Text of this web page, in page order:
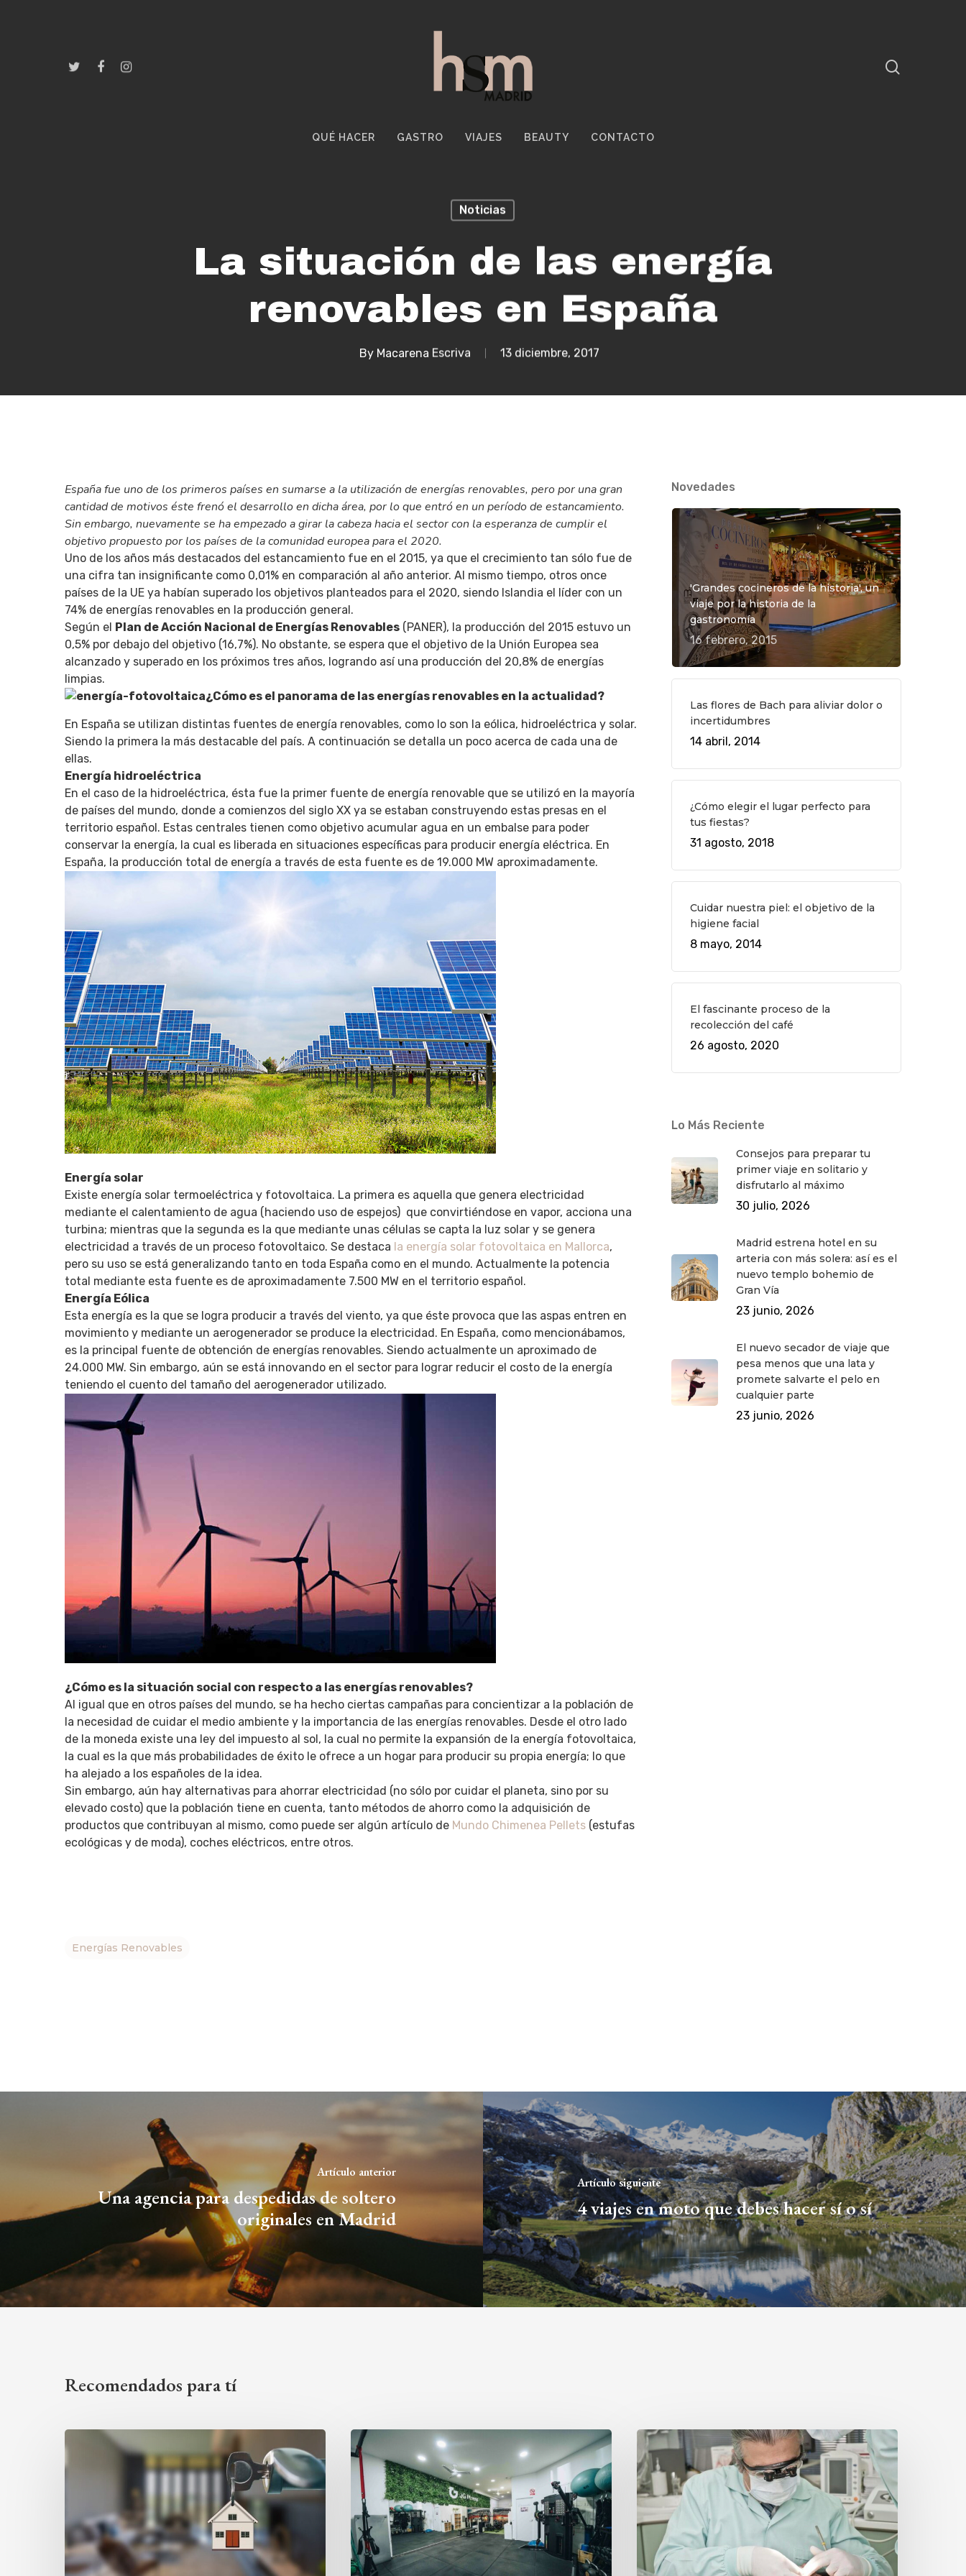
Hit enter to search or ESC to close
QUÉ HACER GASTRO VIAJES BEAUTY CONTACTO
Noticias
La situación de las energía
renovables en España
By Macarena Escriva 13 diciembre, 2017
España fue uno de los primeros países en sumarse a la utilización de energías renovables, pero por una gran
cantidad de motivos éste frenó el desarrollo en dicha área, por lo que entró en un período de estancamiento.
Sin embargo, nuevamente se ha empezado a girar la cabeza hacia el sector con la esperanza de cumplir el
objetivo propuesto por los países de la comunidad europea para el 2020.
Uno de los años más destacados del estancamiento fue en el 2015, ya que el crecimiento tan sólo fue de
una cifra tan insignificante como 0,01% en comparación al año anterior. Al mismo tiempo, otros once
países de la UE ya habían superado los objetivos planteados para el 2020, siendo Islandia el líder con un
74% de energías renovables en la producción general.
Según el Plan de Acción Nacional de Energías Renovables (PANER), la producción del 2015 estuvo un
0,5% por debajo del objetivo (16,7%). No obstante, se espera que el objetivo de la Unión Europea sea
alcanzado y superado en los próximos tres años, logrando así una producción del 20,8% de energías
limpias.
¿Cómo es el panorama de las energías renovables en la actualidad?
En España se utilizan distintas fuentes de energía renovables, como lo son la eólica, hidroeléctrica y solar.
Siendo la primera la más destacable del país. A continuación se detalla un poco acerca de cada una de
ellas.
Energía hidroeléctrica
En el caso de la hidroeléctrica, ésta fue la primer fuente de energía renovable que se utilizó en la mayoría
de países del mundo, donde a comienzos del siglo XX ya se estaban construyendo estas presas en el
territorio español. Estas centrales tienen como objetivo acumular agua en un embalse para poder
conservar la energía, la cual es liberada en situaciones específicas para producir energía eléctrica. En
España, la producción total de energía a través de esta fuente es de 19.000 MW aproximadamente.
Energía solar
Existe energía solar termoeléctrica y fotovoltaica. La primera es aquella que genera electricidad
mediante el calentamiento de agua (haciendo uso de espejos) que convirtiéndose en vapor, acciona una
turbina; mientras que la segunda es la que mediante unas células se capta la luz solar y se genera
electricidad a través de un proceso fotovoltaico. Se destaca la energía solar fotovoltaica en Mallorca,
pero su uso se está generalizando tanto en toda España como en el mundo. Actualmente la potencia
total mediante esta fuente es de aproximadamente 7.500 MW en el territorio español.
Energía Eólica
Esta energía es la que se logra producir a través del viento, ya que éste provoca que las aspas entren en
movimiento y mediante un aerogenerador se produce la electricidad. En España, como mencionábamos,
es la principal fuente de obtención de energías renovables. Siendo actualmente un aproximado de
24.000 MW. Sin embargo, aún se está innovando en el sector para lograr reducir el costo de la energía
teniendo el cuento del tamaño del aerogenerador utilizado.
¿Cómo es la situación social con respecto a las energías renovables?
Al igual que en otros países del mundo, se ha hecho ciertas campañas para concientizar a la población de
la necesidad de cuidar el medio ambiente y la importancia de las energías renovables. Desde el otro lado
de la moneda existe una ley del impuesto al sol, la cual no permite la expansión de la energía fotovoltaica,
la cual es la que más probabilidades de éxito le ofrece a un hogar para producir su propia energía; lo que
ha alejado a los españoles de la idea.
Sin embargo, aún hay alternativas para ahorrar electricidad (no sólo por cuidar el planeta, sino por su
elevado costo) que la población tiene en cuenta, tanto métodos de ahorro como la adquisición de
productos que contribuyan al mismo, como puede ser algún artículo de Mundo Chimenea Pellets (estufas
ecológicas y de moda), coches eléctricos, entre otros.
Energías Renovables
Novedades
'Grandes cocineros de la historia', un
viaje por la historia de la
gastronomía
16 febrero, 2015
Las flores de Bach para aliviar dolor o
incertidumbres
14 abril, 2014
¿Cómo elegir el lugar perfecto para
tus fiestas?
31 agosto, 2018
Cuidar nuestra piel: el objetivo de la
higiene facial
8 mayo, 2014
El fascinante proceso de la
recolección del café
26 agosto, 2020
Lo Más Reciente
Consejos para preparar tu
primer viaje en solitario y
disfrutarlo al máximo
30 julio, 2026
Madrid estrena hotel en su
arteria con más solera: así es el
nuevo templo bohemio de
Gran Vía
23 junio, 2026
El nuevo secador de viaje que
pesa menos que una lata y
promete salvarte el pelo en
cualquier parte
23 junio, 2026
Artículo anterior
Una agencia para despedidas de soltero
originales en Madrid
Artículo siguiente
4 viajes en moto que debes hacer sí o sí
Recomendados para tí